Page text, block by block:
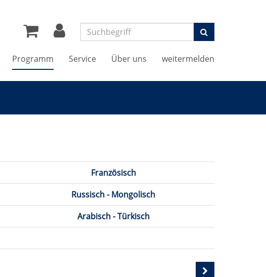
Suchen
Programm Service Über uns weitermelden
Französisch
Russisch - Mongolisch
Arabisch - Türkisch